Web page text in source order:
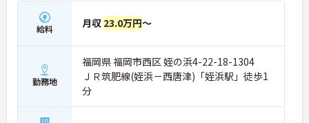
給料 月収 23.0万円～
勤務地
福岡県 福岡市西区 姪の浜4-22-18-1304
ＪＲ筑肥線(姪浜－西唐津)「姪浜駅」徒歩1
分